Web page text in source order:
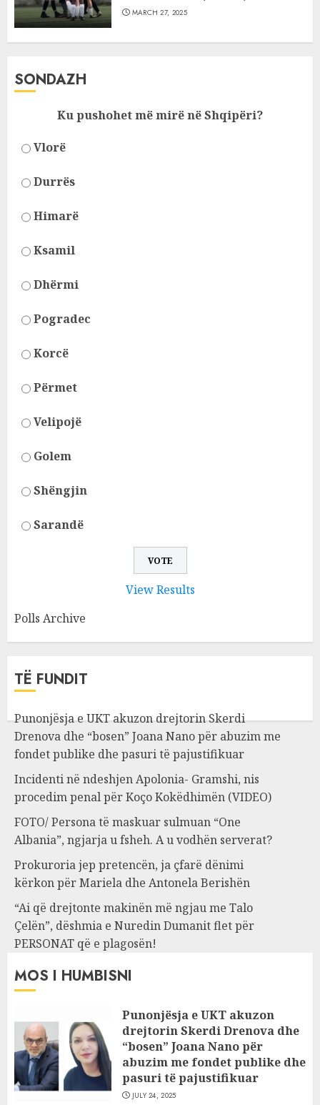
MARCH 27, 2025
SONDAZH
Ku pushohet më mirë në Shqipëri?
Vlorë
Durrës
Himarë
Ksamil
Dhërmi
Pogradec
Korcë
Përmet
Velipojë
Golem
Shëngjin
Sarandë
View Results
Polls Archive
TË FUNDIT
Punonjësja e UKT akuzon drejtorin Skerdi
Drenova dhe “bosen” Joana Nano për abuzim me
fondet publike dhe pasuri të pajustifikuar
Incidenti në ndeshjen Apolonia- Gramshi, nis
procedim penal për Koço Kokëdhimën (VIDEO)
FOTO/ Persona të maskuar sulmuan “One
Albania”, ngjarja u fsheh. A u vodhën serverat?
Prokuroria jep pretencën, ja çfarë dënimi
kërkon për Mariela dhe Antonela Berishën
“Ai që drejtonte makinën më ngjau me Talo
Çelën”, dëshmia e Nuredin Dumanit flet për
PERSONAT që e plagosën!
MOS I HUMBISNI
Punonjësja e UKT akuzon
drejtorin Skerdi Drenova dhe
“bosen” Joana Nano për
abuzim me fondet publike dhe
pasuri të pajustifikuar
JULY 24, 2025